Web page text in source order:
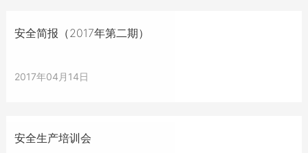
安全简报（2017年第二期）
2017年04月14日
安全生产培训会